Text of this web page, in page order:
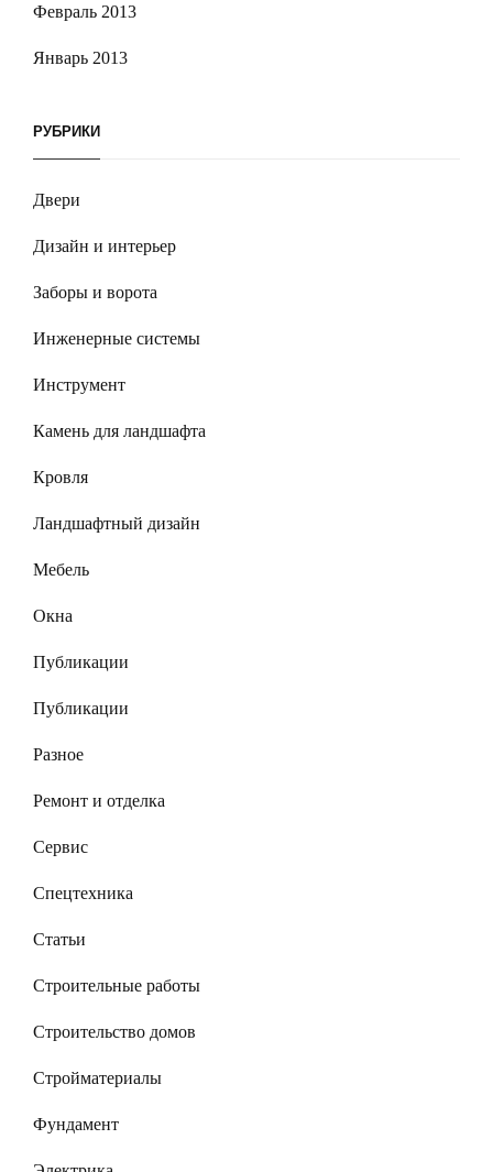
Февраль 2013
Январь 2013
РУБРИКИ
Двери
Дизайн и интерьер
Заборы и ворота
Инженерные системы
Инструмент
Камень для ландшафта
Кровля
Ландшафтный дизайн
Мебель
Окна
Публикации
Публикации
Разное
Ремонт и отделка
Сервис
Спецтехника
Статьи
Строительные работы
Строительство домов
Стройматериалы
Фундамент